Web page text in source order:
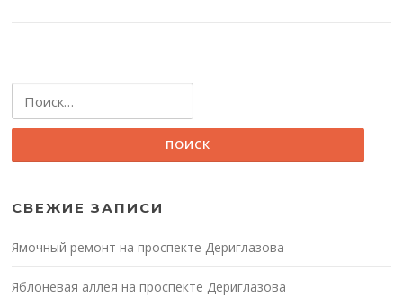
СВЕЖИЕ ЗАПИСИ
Ямочный ремонт на проспекте Дериглазова
Яблоневая аллея на проспекте Дериглазова